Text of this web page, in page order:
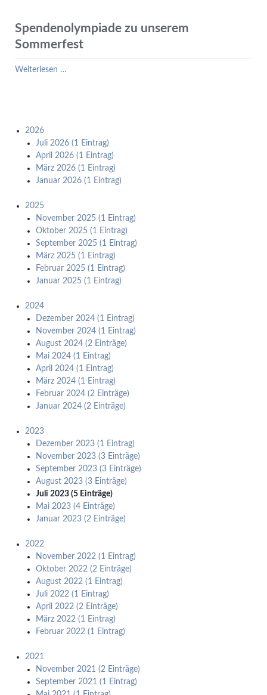
Spendenolympiade zu unserem
Sommerfest
Weiterlesen …
2026
Juli 2026 (1 Eintrag)
April 2026 (1 Eintrag)
März 2026 (1 Eintrag)
Januar 2026 (1 Eintrag)
2025
November 2025 (1 Eintrag)
Oktober 2025 (1 Eintrag)
September 2025 (1 Eintrag)
März 2025 (1 Eintrag)
Februar 2025 (1 Eintrag)
Januar 2025 (1 Eintrag)
2024
Dezember 2024 (1 Eintrag)
November 2024 (1 Eintrag)
August 2024 (2 Einträge)
Mai 2024 (1 Eintrag)
April 2024 (1 Eintrag)
März 2024 (1 Eintrag)
Februar 2024 (2 Einträge)
Januar 2024 (2 Einträge)
2023
Dezember 2023 (1 Eintrag)
November 2023 (3 Einträge)
September 2023 (3 Einträge)
August 2023 (3 Einträge)
Juli 2023 (5 Einträge)
Mai 2023 (4 Einträge)
Januar 2023 (2 Einträge)
2022
November 2022 (1 Eintrag)
Oktober 2022 (2 Einträge)
August 2022 (1 Eintrag)
Juli 2022 (1 Eintrag)
April 2022 (2 Einträge)
März 2022 (1 Eintrag)
Februar 2022 (1 Eintrag)
2021
November 2021 (2 Einträge)
September 2021 (1 Eintrag)